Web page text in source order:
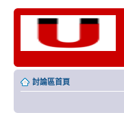
討論區首頁